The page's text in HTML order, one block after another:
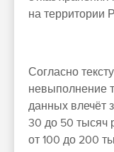
на территории
Согласно
невыполнение
данных влечёт
30 до 50 тысяч
от 100 до 200